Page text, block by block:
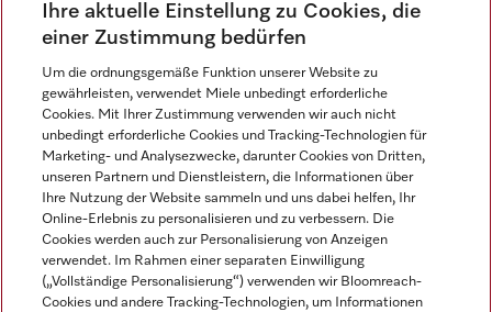
Newsletter
Sprache
DEUTSCH
Ihre aktuelle Einstellung zu Cookies, die
einer Zustimmung bedürfen
Um die ordnungsgemäße Funktion unserer Website zu
gewährleisten, verwendet Miele unbedingt erforderliche
Cookies. Mit Ihrer Zustimmung verwenden wir auch nicht
unbedingt erforderliche Cookies und Tracking-Technologien für
Marketing- und Analysezwecke, darunter Cookies von Dritten,
unseren Partnern und Dienstleistern, die Informationen über
Ihre Nutzung der Website sammeln und uns dabei helfen, Ihr
Online-Erlebnis zu personalisieren und zu verbessern. Die
Cookies werden auch zur Personalisierung von Anzeigen
verwendet. Im Rahmen einer separaten Einwilligung
(„Vollständige Personalisierung“) verwenden wir Bloomreach-
Cookies und andere Tracking-Technologien, um Informationen